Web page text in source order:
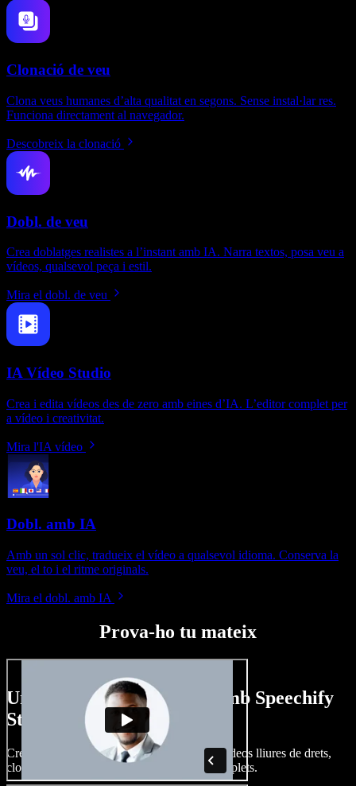
Clonació de veu
Clona veus humanes d’alta qualitat en segons. Sense instal·lar res.
Funciona directament al navegador.
Descobreix la clonació
Dobl. de veu
Crea doblatges realistes a l’instant amb IA. Narra textos, posa veu a
vídeos, qualsevol peça i estil.
Mira el dobl. de veu
IA Vídeo Studio
Crea i edita vídeos des de zero amb eines d’IA. L’editor complet per
a vídeo i creativitat.
Mira l'IA vídeo
Dobl. amb IA
Amb un sol clic, tradueix el vídeo a qualsevol idioma. Conserva la
veu, el to i el ritme originals.
Mira el dobl. amb IA
Prova-ho tu mateix
Un tastet del que pots fer amb Speechify
Studio.
Crea dobl. de veu, afegeix imatges, àudio, vídeos lliures de drets,
clona veus i munta projectes multimèdia complets.